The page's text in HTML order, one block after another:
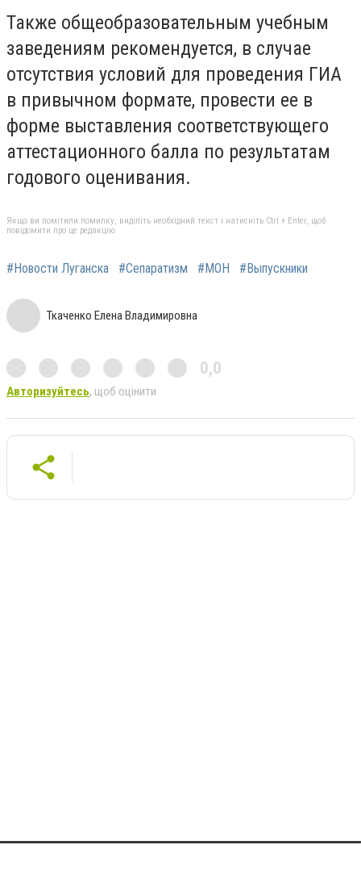
Также общеобразовательным учебным
заведениям рекомендуется, в случае
отсутствия условий для проведения ГИА
в привычном формате, провести ее в
форме выставления соответствующего
аттестационного балла по результатам
годового оценивания.
Якщо ви помітили помилку, виділіть необхідний текст і натисніть Ctrl + Enter, щоб
повідомити про це редакцію
#Новости Луганска #Сепаратизм #МОН #Выпускники
Ткаченко Елена Владимировна
0,0
Авторизуйтесь, щоб оцінити